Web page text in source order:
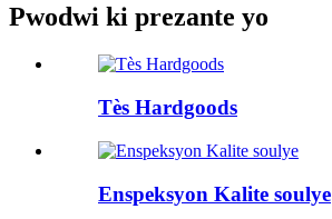
Pwodwi ki prezante yo
Tès Hardgoods
Enspeksyon Kalite soulye